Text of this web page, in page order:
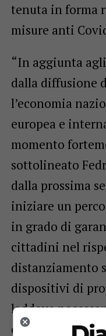
tenuta in forma
misure anti
“In aggiunta
dalla diffusione
l’economia
europea e
momento
sottolineato
dalla prossima
iniziare un
in grado di
cittadini nel
distanziamento
dispositivi di
laddove
dei locali”.